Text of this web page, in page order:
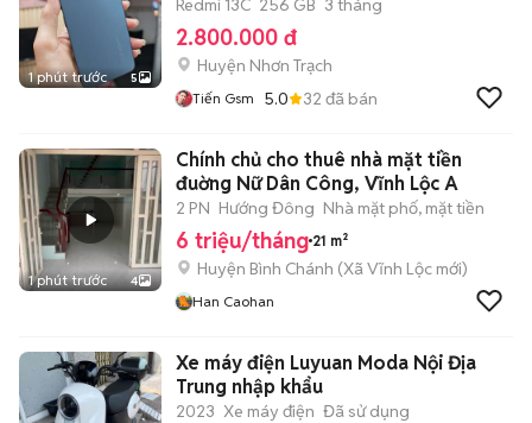
1 phút trước 5
Redmi 13C 256 GB 3 tháng
2.800.000 đ
Huyện Nhơn Trạch
Tiến Gsm 5.0 32 đã bán
1 phút trước 4
Chính chủ cho thuê nhà mặt tiền
đuờng Nữ Dân Công, Vĩnh Lộc A
2 PN Hướng Đông Nhà mặt phố, mặt tiền
6 triệu/tháng 21 m²
Huyện Bình Chánh (Xã Vĩnh Lộc mới)
Han Caohan
Xe máy điện Luyuan Moda Nội Địa
Trung nhập khẩu
2023 Xe máy điện Đã sử dụng